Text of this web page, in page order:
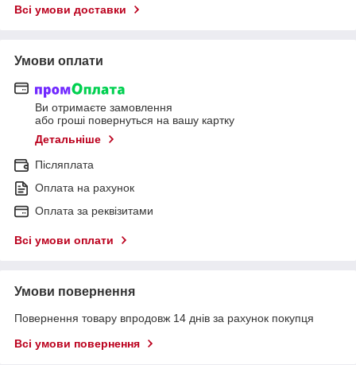
Всі умови доставки
Умови оплати
Ви отримаєте замовлення
або гроші повернуться на вашу картку
Детальніше
Післяплата
Оплата на рахунок
Оплата за реквізитами
Всі умови оплати
Умови повернення
Повернення товару впродовж 14 днів за рахунок покупця
Всі умови повернення